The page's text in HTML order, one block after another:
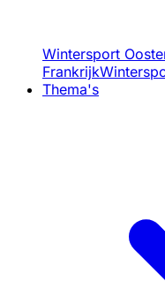
Wintersport
Frankrijk
Thema's